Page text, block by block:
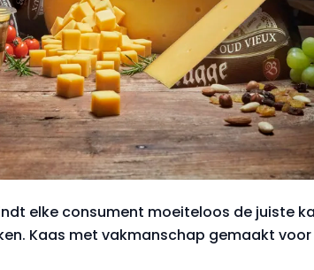
elke consument moeiteloos de juiste
Kaas met vakmanschap gemaakt